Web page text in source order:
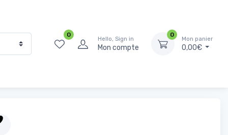
0
Hello, Sign in
Mon compte
0
Mon panier
0,00€